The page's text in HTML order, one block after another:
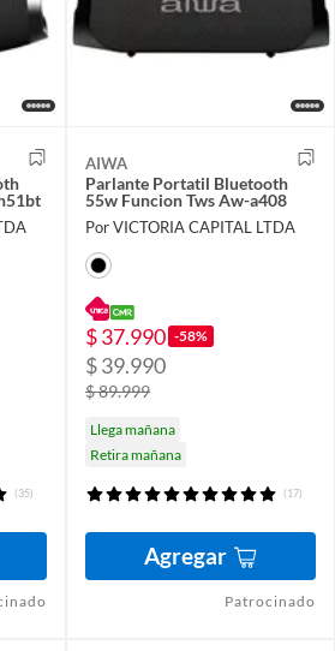
(35)
AIWA
Parlante Portatil Bluetooth
55w Funcion Tws Aw-a408
Por VICTORIA CAPITAL LTDA
$ 37.990 -58%
$ 39.990
$ 89.999
Llega mañana
Retira mañana
(17)
Agregar
Patrocinado